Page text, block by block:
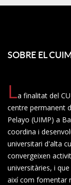
SOBRE EL
La finalitat del
centre permanent
Pelayo (UIMP) a
coordina i
universitari d'alta
convergeixen
universitàries, i
així com fomentar